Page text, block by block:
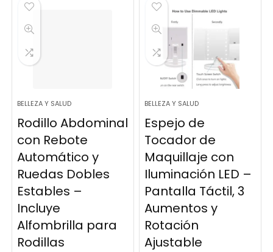
BELLEZA Y SALUD
Rodillo Abdominal
con Rebote
Automático y
Ruedas Dobles
Estables –
Incluye
Alfombrilla para
Rodillas
BELLEZA Y SALUD
Espejo de
Tocador de
Maquillaje con
Iluminación LED –
Pantalla Táctil, 3
Aumentos y
Rotación
Ajustable